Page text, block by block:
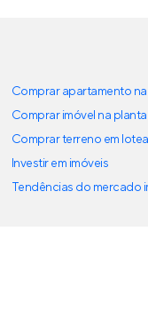
Comprar apartamento
Comprar imóvel na planta
Comprar terreno em
Investir em imóveis
Tendências do mercado